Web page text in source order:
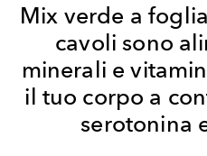
Mix verde a
cavoli sono
minerali e
il tuo corpo a
serotonina